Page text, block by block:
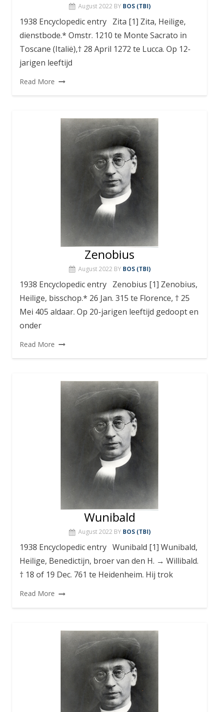
August 2022 BY BOS (TBI)
1938 Encyclopedic entry Zita [1] Zita, Heilige,
dienstbode.* Omstr. 1210 te Monte Sacrato in
Toscane (Italië),† 28 April 1272 te Lucca. Op 12-
jarigen leeftijd
Read More
Zenobius
August 2022 BY BOS (TBI)
1938 Encyclopedic entry Zenobius [1] Zenobius,
Heilige, bisschop.* 26 Jan. 315 te Florence, † 25
Mei 405 aldaar. Op 20-jarigen leeftijd gedoopt en
onder
Read More
Wunibald
August 2022 BY BOS (TBI)
1938 Encyclopedic entry Wunibald [1] Wunibald,
Heilige, Benedictijn, broer van den H. → Willibald.
† 18 of 19 Dec. 761 te Heidenheim. Hij trok
Read More